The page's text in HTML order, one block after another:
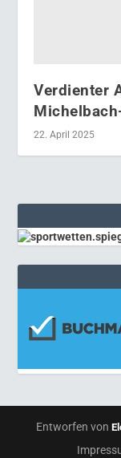
Verdienter
22. April 2025
Entworfen von